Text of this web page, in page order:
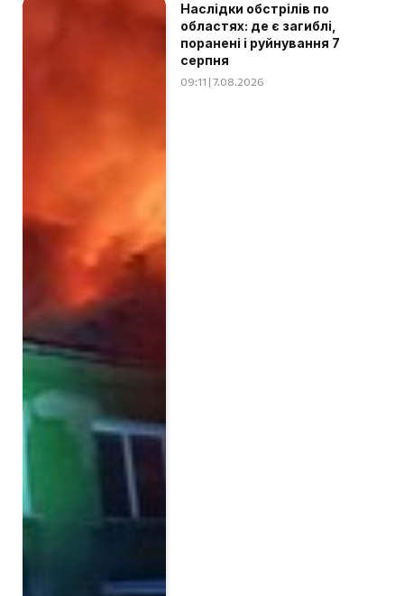
Наслідки обстрілів по
областях: де є загиблі,
поранені і руйнування 7
серпня
09:11 | 7.08.2026